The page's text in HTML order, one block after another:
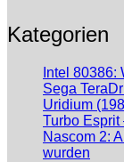
Kategorien
Intel
Sega
Uridium
Turbo
Nascom 2:
wurden